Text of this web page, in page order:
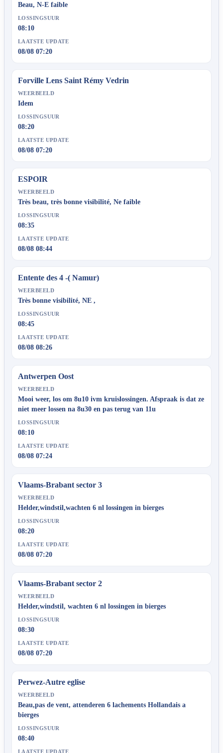
Beau, N-E faible
LOSSINGSUUR
08:10
LAATSTE UPDATE
08/08 07:20
Forville Lens Saint Rémy Vedrin
WEERBEELD
Idem
LOSSINGSUUR
08:20
LAATSTE UPDATE
08/08 07:20
ESPOIR
WEERBEELD
Très beau, très bonne visibilité, Ne faible
LOSSINGSUUR
08:35
LAATSTE UPDATE
08/08 08:44
Entente des 4 -( Namur)
WEERBEELD
Très bonne visibilité, NE ,
LOSSINGSUUR
08:45
LAATSTE UPDATE
08/08 08:26
Antwerpen Oost
WEERBEELD
Mooi weer, los om 8u10 ivm kruislossingen. Afspraak is dat ze
niet meer lossen na 8u30 en pas terug van 11u
LOSSINGSUUR
08:10
LAATSTE UPDATE
08/08 07:24
Vlaams-Brabant sector 3
WEERBEELD
Helder,windstil,wachten 6 nl lossingen in bierges
LOSSINGSUUR
08:20
LAATSTE UPDATE
08/08 07:20
Vlaams-Brabant sector 2
WEERBEELD
Helder,windstil, wachten 6 nl lossingen in bierges
LOSSINGSUUR
08:30
LAATSTE UPDATE
08/08 07:20
Perwez-Autre eglise
WEERBEELD
Beau,pas de vent, attenderen 6 lachements Hollandais a
bierges
LOSSINGSUUR
08:40
LAATSTE UPDATE